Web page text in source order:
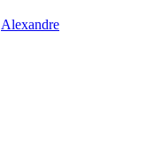
Alexandre